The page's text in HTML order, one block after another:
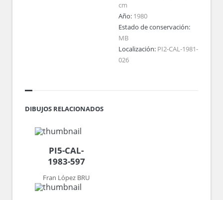
cm
Año: 1980
Estado de conservación:
MB
Localización: PI2-CAL-1981-
026
DIBUJOS RELACIONADOS
PI5-CAL-
1983-597
Fran López BRU